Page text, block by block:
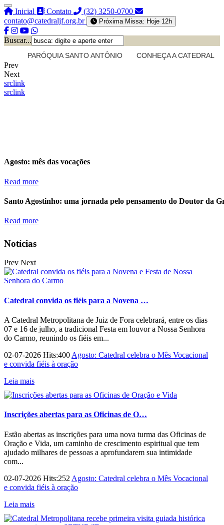
Inicial Contato
(32) 3250-0700
contato@catedraljf.org.br
Próxima Missa: Hoje 12h
Buscar...
PARÓQUIA SANTO ANTÔNIO CONHEÇA A CATEDRAL
Prev
Next
srclink
srclink
Agosto: mês das vocações
Read more
Santo Agostinho: uma jornada pelo pensamento do Doutor da
Read more
Notícias
Prev Next
Catedral convida os fiéis para a Novena …
A Catedral Metropolitana de Juiz de Fora celebrará, entre os dias
07 e 16 de julho, a tradicional Festa em louvor a Nossa Senhora
do Carmo, reunindo os fiéis em...
02-07-2026 Hits:400 Agosto: Catedral celebra o Mês Vocacional
e convida fiéis à oração
Leia mais
Inscrições abertas para as Oficinas de O…
Estão abertas as inscrições para uma nova turma das Oficinas de
Oração e Vida, um caminho de crescimento espiritual que tem
ajudado milhares de pessoas a aprofundarem sua intimidade
com...
02-07-2026 Hits:252 Agosto: Catedral celebra o Mês Vocacional
e convida fiéis à oração
Leia mais